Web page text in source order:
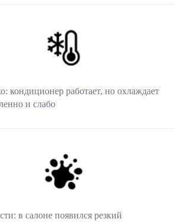
кондиционер работает, но охлаждает
и слабо
в салоне появился резкий